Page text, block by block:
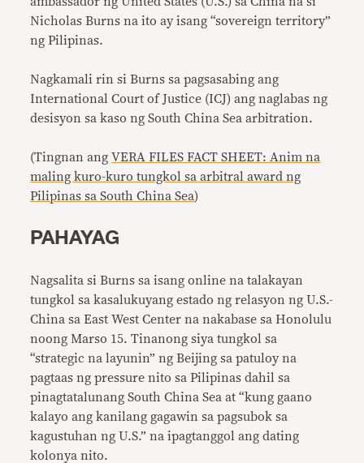
Nicholas Burns na ito ay isang “sovereign territory”
ng Pilipinas.
Nagkamali rin si Burns sa pagsasabing ang
International Court of Justice (ICJ) ang naglabas ng
desisyon sa kaso ng South China Sea arbitration.
(Tingnan angVERA FILES FACT SHEET: Anim na
maling kuro-kuro tungkol sa arbitral award ng
Pilipinas sa South China Sea)
PAHAYAG
Nagsalita si Burns sa isang online na talakayan
tungkol sa kasalukuyang estado ng relasyon ng U.S.-
China sa East West Center na nakabase sa Honolulu
noong Marso 15. Tinanong siya tungkol sa
“strategic na layunin” ng Beijing sa patuloy na
pagtaas ng pressure nito sa Pilipinas dahil sa
pinagtatalunang South China Sea at “kung gaano
kalayo ang kanilang gagawin sa pagsubok sa
kagustuhan ng U.S.” na ipagtanggol ang dating
kolonya nito.